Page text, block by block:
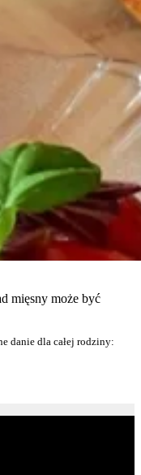
mięsny może być
danie dla całej rodziny: